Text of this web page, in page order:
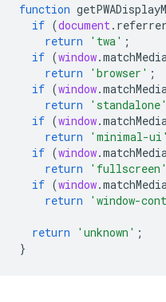
function
if (document. referrer
return
'twa' ;
if (window.
return
'browser' ;
if (window.
return
'standalone'
if (window.
return
'minimal-ui'
if (window.
return
'fullscreen'
if (window.
return
'window-
return 'unknown' ;
}